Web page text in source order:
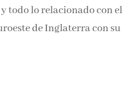
todo lo relacionado con el
de Inglaterra con su